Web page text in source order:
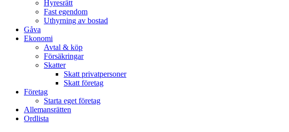
Hyresrätt
Fast egendom
Uthyrning av bostad
Gåva
Ekonomi
Avtal & köp
Försäkringar
Skatter
Skatt privatpersoner
Skatt företag
Företag
Starta eget företag
Allemansrätten
Ordlista